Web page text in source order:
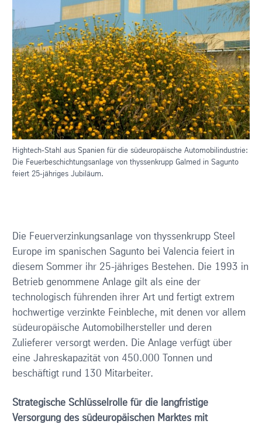
Hightech-Stahl aus Spanien für die südeuropäische Automobilindustrie:
Die Feuerbeschichtungsanlage von thyssenkrupp Galmed in Sagunto
feiert 25-jähriges Jubiläum.
Die Feuerverzinkungsanlage von thyssenkrupp Steel
Europe im spanischen Sagunto bei Valencia feiert in
diesem Sommer ihr 25-jähriges Bestehen. Die 1993 in
Betrieb genommene Anlage gilt als eine der
technologisch führenden ihrer Art und fertigt extrem
hochwertige verzinkte Feinbleche, mit denen vor allem
südeuropäische Automobilhersteller und deren
Zulieferer versorgt werden. Die Anlage verfügt über
eine Jahreskapazität von 450.000 Tonnen und
beschäftigt rund 130 Mitarbeiter.
Strategische Schlüsselrolle für die langfristige
Versorgung des südeuropäischen Marktes mit